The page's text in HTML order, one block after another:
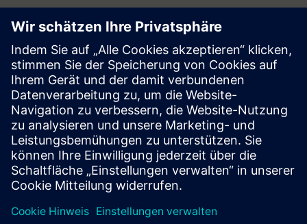
Follow
Press | Company | Siemens
© Siemens 1996 – 2026
Corporate Information
Privacy Notice
Cookie Notice